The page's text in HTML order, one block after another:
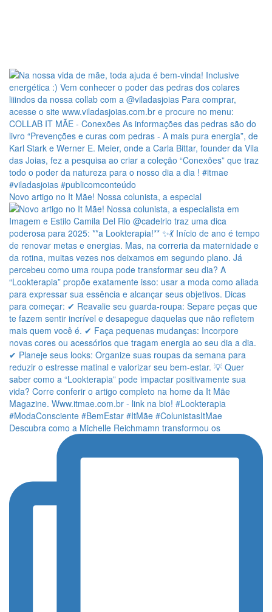
Novo artigo no It Mãe! Nossa colunista, a especial
Descubra como a Michelle Reichmamn transformou os